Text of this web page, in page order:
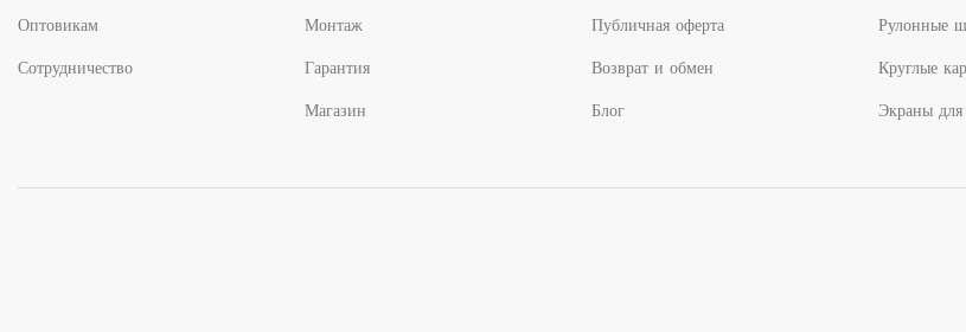
Оптовикам
Сотрудничество
Монтаж
Гарантия
Магазин
Публичная оферта
Возврат и обмен
Блог
Рулонные
Круглые
Экраны для